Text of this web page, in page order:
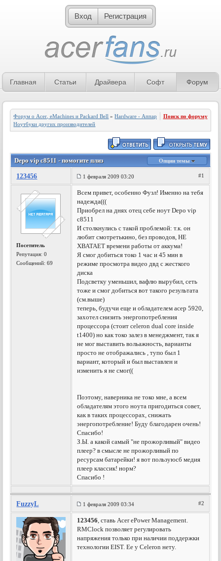
Вход Регистрация
Главная Статьи Драйвера Софт Форум
Форум о Acer, eMachines и Packard Bell »Hardware - Аппаратное обеспечение»
Ноутбуки других производителей
Поиск по форуму
Depo vip c8511 - помогите плиз Опции темы
123456 1 февраля 2009 03:20 #1
Посетитель
Репутация:0
Сообщений: 69
Всем привет, особенно Фузл! Именно на тебя
надежда(((
Приобрел на днях отец себе ноут Depo vip
c8511
И столкнулись с такой проблемой: т.к. он
любит смотретькино, без проводов, НЕ
ХВАТАЕТ времени работы от аккума!
Я смог добиться токо 1 час и 45 мин в
режиме просмотра видео двд с жесткого
диска
Подсветку уменьшил, вафлю вырубил, сеть
тоже и смог добиться вот такого результата
(см.выше)
теперь, будучи еще и обладателем асер 5920,
захотел снизить энергопотребления
процессора (стоит celeron dual core inside
t1400) но как токо залез в менеджмент, так я
не мог выставить вольажность, варианты
просто не отображались , тупо был 1
вариант, который и был выставлен и
изменить я не смог((
Поэтому, наверника не токо мне, а всем
обладателям этого ноута пригодиться совет,
как в таких процессорах, снижать
энергопотребление! Буду благодарен очень!
Спасибо!
З.Ы. а какой самый "не прожорливый" видео
плеер? в смысле не прожорливый по
ресурсам батарейки! я вот пользуюсб медия
плеер классик! норм?
Спасибо !
FuzzyL 1 февраля 2009 03:34 #2
123456, ставь Acer ePower Management.
RMClock позволяет регулировать
напряжения только при наличии поддержки
технологии EIST. Ее у Celeron нету.